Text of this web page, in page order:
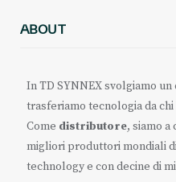
ABOUT
In TD SYNNEX svolgiamo
trasferiamo tecnologia da
Come distributore, siamo
migliori produttori mondiali
technology e con decine di